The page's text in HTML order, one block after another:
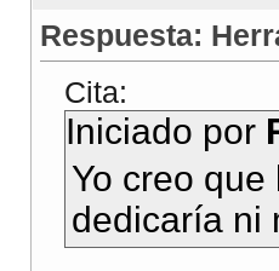
Respuesta:
Cita:
Iniciado por
Yo creo
dedicaría ni